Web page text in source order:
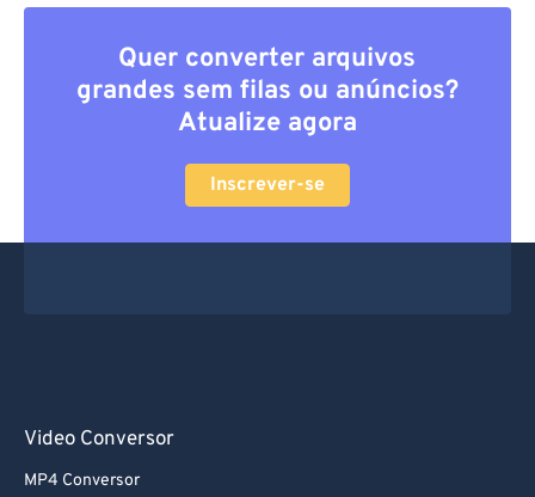
Quer converter arquivos
grandes sem filas ou anúncios?
Atualize agora
Inscrever-se
Video Conversor
MP4 Conversor